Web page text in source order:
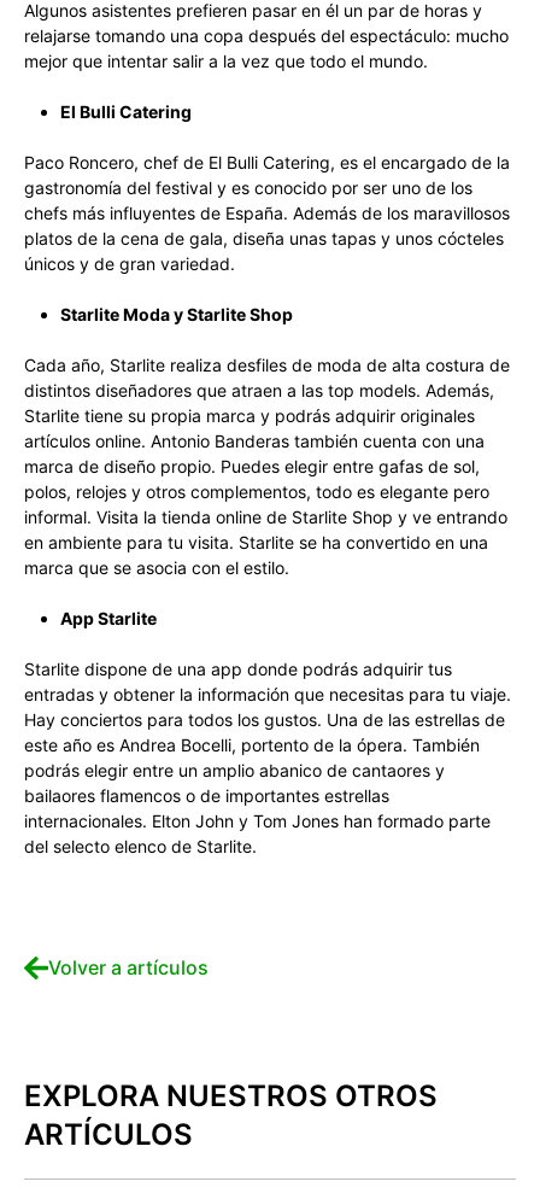
Algunos asistentes prefieren pasar en él un par de horas y
relajarse tomando una copa después del espectáculo: mucho
mejor que intentar salir a la vez que todo el mundo.
El Bulli Catering
Paco Roncero, chef de El Bulli Catering, es el encargado de la
gastronomía del festival y es conocido por ser uno de los
chefs más influyentes de España. Además de los maravillosos
platos de la cena de gala, diseña unas tapas y unos cócteles
únicos y de gran variedad.
Starlite Moda y Starlite Shop
Cada año, Starlite realiza desfiles de moda de alta costura de
distintos diseñadores que atraen a las top models. Además,
Starlite tiene su propia marca y podrás adquirir originales
artículos online. Antonio Banderas también cuenta con una
marca de diseño propio. Puedes elegir entre gafas de sol,
polos, relojes y otros complementos, todo es elegante pero
informal. Visita la tienda online de Starlite Shop y ve entrando
en ambiente para tu visita. Starlite se ha convertido en una
marca que se asocia con el estilo.
App Starlite
Starlite dispone de una app donde podrás adquirir tus
entradas y obtener la información que necesitas para tu viaje.
Hay conciertos para todos los gustos. Una de las estrellas de
este año es Andrea Bocelli, portento de la ópera. También
podrás elegir entre un amplio abanico de cantaores y
bailaores flamencos o de importantes estrellas
internacionales. Elton John y Tom Jones han formado parte
del selecto elenco de Starlite.
Volver a artículos
EXPLORA NUESTROS OTROS
ARTÍCULOS